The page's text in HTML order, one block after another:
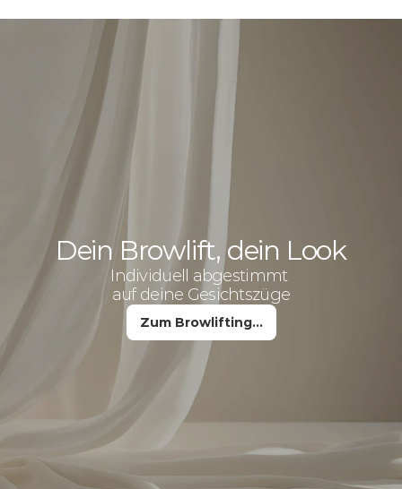
Dein Browlift, dein Look
Individuell abgestimmt
auf deine Gesichtszüge
Zum Browlifting…